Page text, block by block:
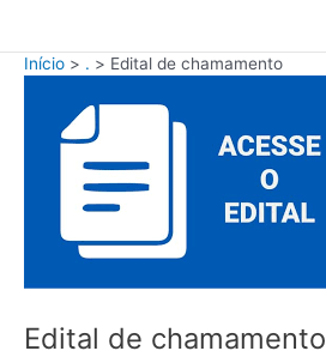
Início . Edital de chamamento
Edital de chamamento